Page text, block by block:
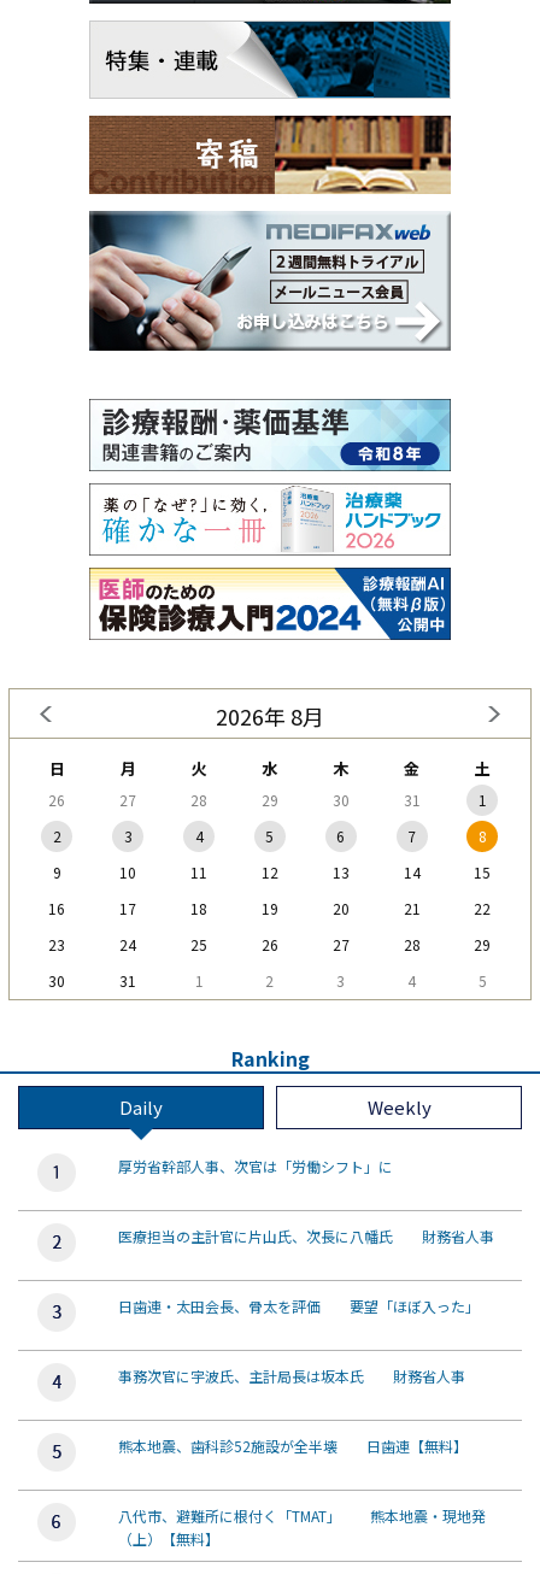
2026年 8月
日 月 火 水 木 金 土
26 27 28 29 30 31
1
2
3 4 5 6 7
8
9
10 11 12 13 14
15
16
17 18 19 20 21
22
23
24 25 26 27 28
29
30
31 1 2 3 4 5
Ranking
Daily Weekly
厚労省幹部人事、次官は「労働シフト」に
医療担当の主計官に片山氏、次長に八幡氏 財務省人事
日歯連・太田会長、骨太を評価 要望「ほぼ入った」
事務次官に宇波氏、主計局長は坂本氏 財務省人事
熊本地震、歯科診52施設が全半壊 日歯連【無料】
八代市、避難所に根付く「TMAT」 熊本地震・現地発
（上）【無料】